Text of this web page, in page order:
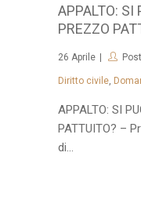
APPALTO: SI
PREZZO
26 Aprile
Diritto civile
APPALTO: SI
PATTUITO? –
di...